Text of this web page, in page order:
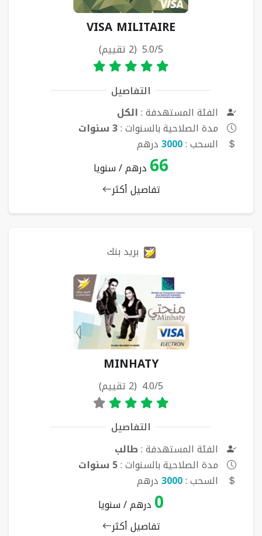
VISA MILITAIRE
5.0/5 (2 تقييم)
التفاصيل
الفئة المستهدفة :الكل
مدة الصلاحية بالسنوات :3 سنوات
السحب :3000درهم
66 درهم / سنويا
تفاصيل أكثر
بريد بنك
MINHATY
4.0/5 (2 تقييم)
التفاصيل
الفئة المستهدفة :طالب
مدة الصلاحية بالسنوات :5 سنوات
السحب :3000درهم
0 درهم / سنويا
تفاصيل أكثر